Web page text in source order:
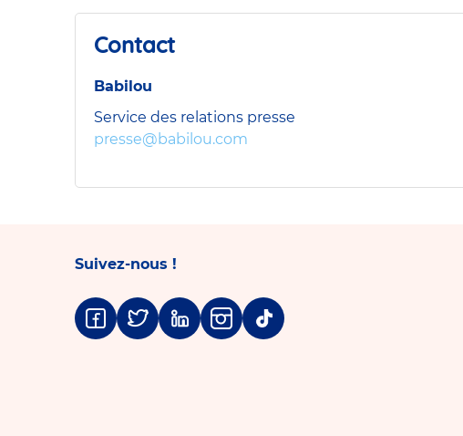
de
Contact
Babilou
Service des relations presse
presse@babilou.com
Suivez-nous !
Facebook
TwitterLinkedinInstagram
Tiktok